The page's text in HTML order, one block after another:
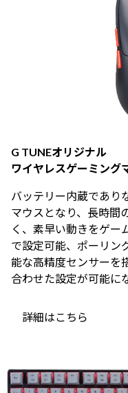
G TUNEオリジナル
ワイヤレスゲーミング
バッテリー内蔵であり
マウスとなり、長時間
く、素早い動きをゲー
で設定可能、ポーリン
能な高精度センサーを
合わせた設定が可能に
詳細はこちら